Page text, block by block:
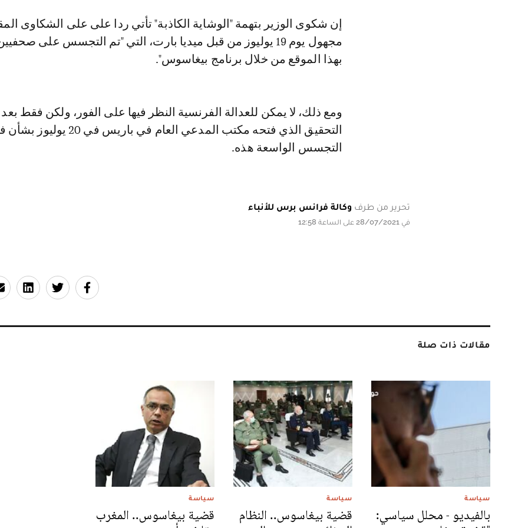
إن شكوى الوزير بتهمة "الوشاية الكاذبة" تأتي ردا على على الشكاوى
مجهول يوم 19 يوليوز من قبل ميديا بارت، التي "تم التجسس على
بهذا الموقع من خلال برنامج بيغاسوس".
ومع ذلك، لا يمكن للعدالة الفرنسية النظر فيها على الفور، ولكن فقط بعد
التحقيق الذي فتحه مكتب المدعي العام في باريس
التجسس الواسعة هذه.
تحرير من طرف وكالة فرانس برس للأنباء
في 28/07/2021 على الساعة 12:58
مقالات ذات صلة
سياسة
بالفيديو - محلل سياسي:
سياسة
قضية بيغاسوس.. النظام
سياسة
قضية بيغاسوس.. المغرب